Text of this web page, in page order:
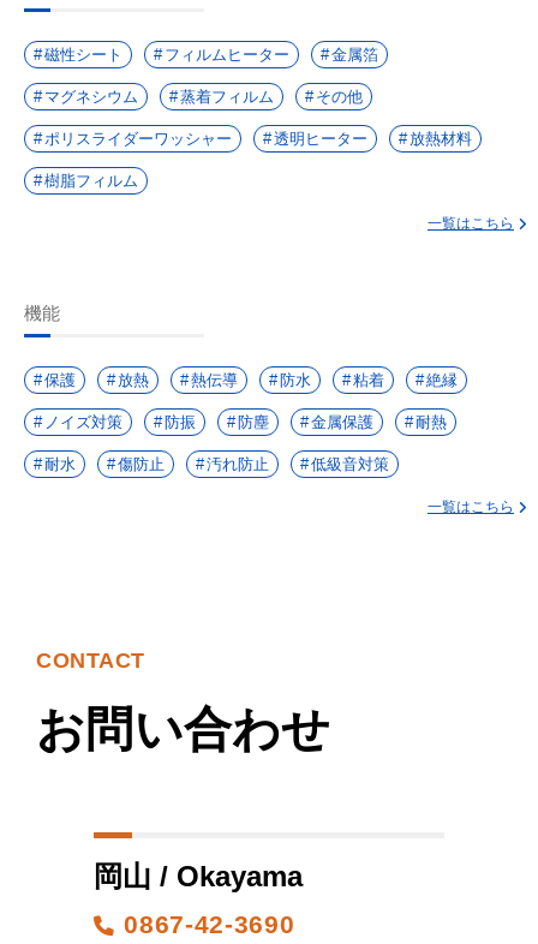
磁性シート フィルムヒーター 金属箔
マグネシウム 蒸着フィルム その他
ポリスライダーワッシャー 透明ヒーター 放熱材料
樹脂フィルム
一覧はこちら
機能
保護 放熱 熱伝導 防水 粘着 絶縁
ノイズ対策 防振 防塵 金属保護 耐熱
耐水 傷防止 汚れ防止 低級音対策
一覧はこちら
CONTACT
お問い合わせ
岡山 / Okayama
0867-42-3690